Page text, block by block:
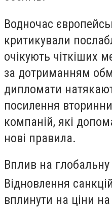
Водночас
критикували
очікують чіткіших
за дотриманням
дипломати
посилення
компаній, які
нові правила.
Вплив на глобальну
Відновлення
вплинути на ціни на